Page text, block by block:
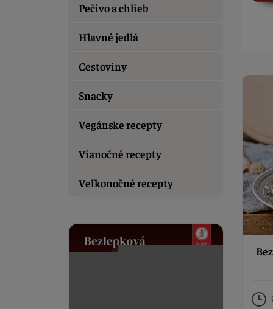
Pečivo a chlieb
Hlavné jedlá
Cestoviny
Snacky
Vegánske recepty
Vianočné recepty
Veľkonočné recepty